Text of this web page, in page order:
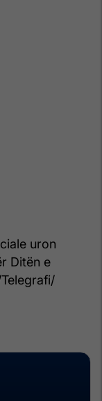
uron
Ditën e